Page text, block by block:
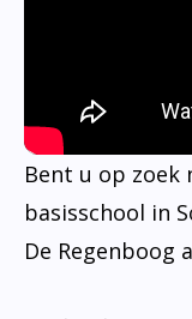
Bent u op zoek
basisschool in
De Regenboog